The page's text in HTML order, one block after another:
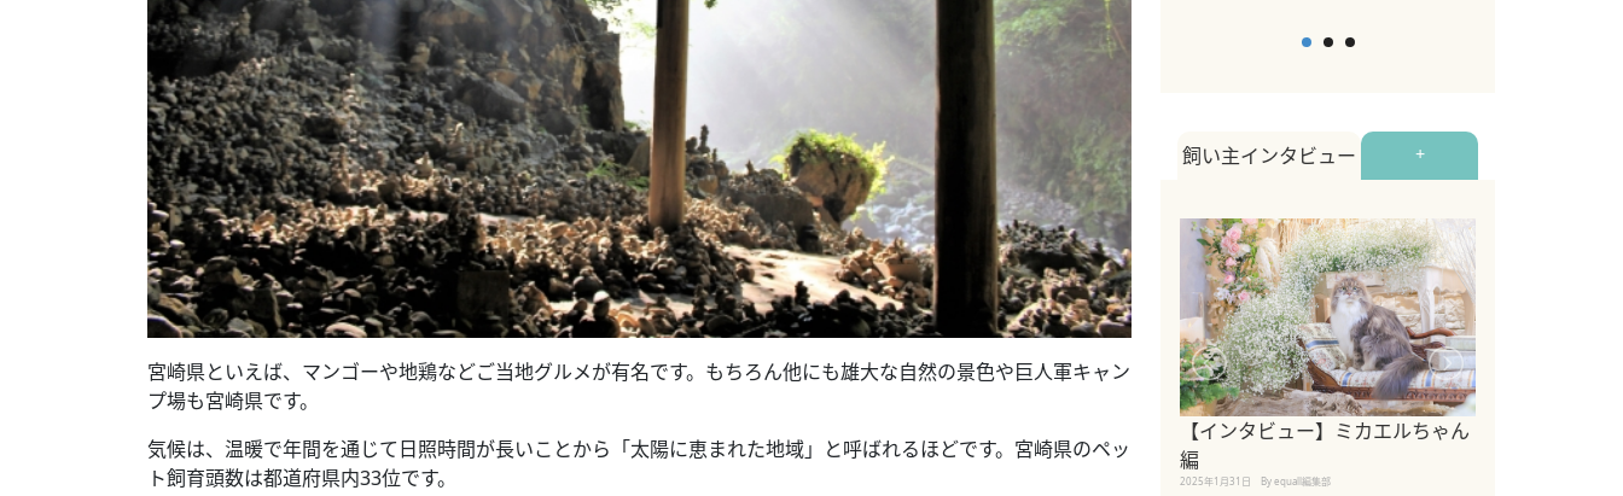
宮崎県といえば、マンゴーや地鶏などご当地グルメが有名です。もちろん他にも雄大な自然の景色や巨人軍キャン
プ場も宮崎県です。
気候は、温暖で年間を通じて日照時間が長いことから「太陽に恵まれた地域」と呼ばれるほどです。宮崎県のペッ
ト飼育頭数は都道府県内33位です。
飼い主インタビュー +
【インタビュー】ミカエルちゃん
編
2025年1月31日 By equall編集部